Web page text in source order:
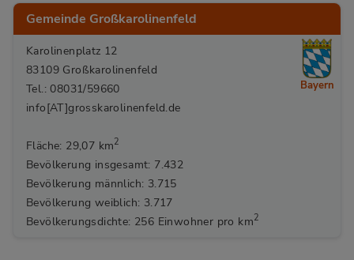
Gemeinde Großkarolinenfeld
Karolinenplatz 12
83109 Großkarolinenfeld
Tel.: 08031/59660
info[AT]grosskarolinenfeld.de
Fläche: 29,07 km2
Bevölkerung insgesamt: 7.432
Bevölkerung männlich: 3.715
Bevölkerung weiblich: 3.717
Bevölkerungsdichte: 256 Einwohner pro km2
Bayern